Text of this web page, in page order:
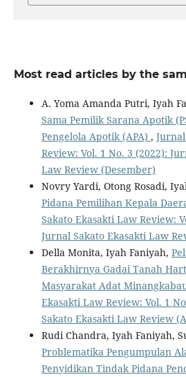
Most read articles by the
A. Yoma Amanda Putri, Iyah
Sama Pemilik Sarana Apotik
Pengelola Apotik (APA) ,
Review: Vol. 1 No. 3 (2022):
Law Review (Desember)
Novry Yardi, Otong Rosadi,
Pidana Pemilihan Kepala
Sakato Ekasakti Law Review:
Jurnal Sakato Ekasakti Law
Della Monita, Iyah Faniyah,
Berakhirnya Gadai Tanah
Masyarakat Adat
Ekasakti Law Review: Vol. 1
Sakato Ekasakti Law Review
Rudi Chandra, Iyah Faniyah,
Problematika Pengumpulan
Penyidikan Tindak Pidana